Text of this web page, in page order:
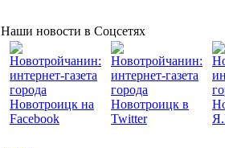
Наши новости в Соцсетях